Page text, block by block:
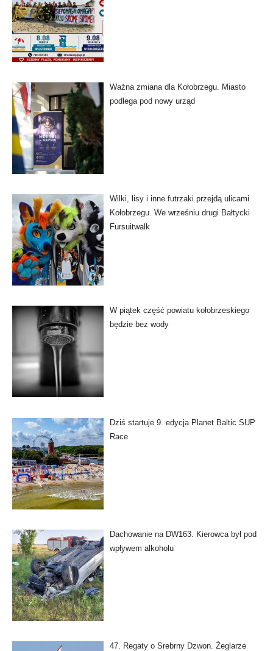
Ważna zmiana dla Kołobrzegu. Miasto
podlega pod nowy urząd
Wilki, lisy i inne futrzaki przejdą ulicami
Kołobrzegu. We wrześniu drugi Bałtycki
Fursuitwalk
W piątek część powiatu kołobrzeskiego
będzie bez wody
Dziś startuje 9. edycja Planet Baltic SUP
Race
Dachowanie na DW163. Kierowca był pod
wpływem alkoholu
47. Regaty o Srebrny Dzwon. Żeglarze